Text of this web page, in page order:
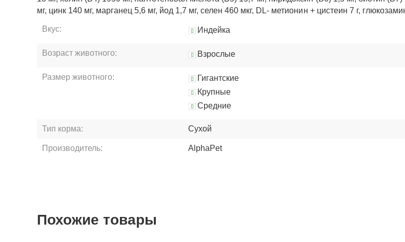
мг, цинк 140 мг, марганец 5,6 мг, йод 1,7 мг, селен 460 мкг, DL- метионин + цистеин 7 г,
Вкус: Индейка
Возраст животного: Взрослые
Размер животного:
Гигантские
Крупные
Средние
Тип корма: Сухой
Производитель: AlphaPet
Похожие товары